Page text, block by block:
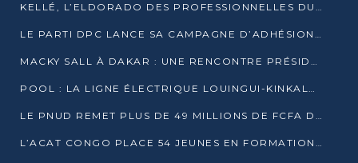
KELLÉ, L’ELDORADO DES PROFESSIONNELLES DU SEXE
LE PARTI DPC LANCE SA CAMPAGNE D’ADHÉSIONS ET VEUT STRUCTURER SA PRÉSENCE DANS LES 15 DÉPARTEMENTS
MACKY SALL À DAKAR : UNE RENCONTRE PRÉSIDENTIELLE QUI DIVISE L’OPINION SÉNÉGALAISE
POOL : LA LIGNE ÉLECTRIQUE LOUINGUI-KINKALA-BOKO MISE EN SERVICE
LE PNUD REMET PLUS DE 49 MILLIONS DE FCFA D’ÉQUIPEMENTS POUR ACCÉLÉRER LA NUMÉRISATION DU SYSTÈME DE SANTÉ
L’ACAT CONGO PLACE 54 JEUNES EN FORMATION PROFESSIONNELLE